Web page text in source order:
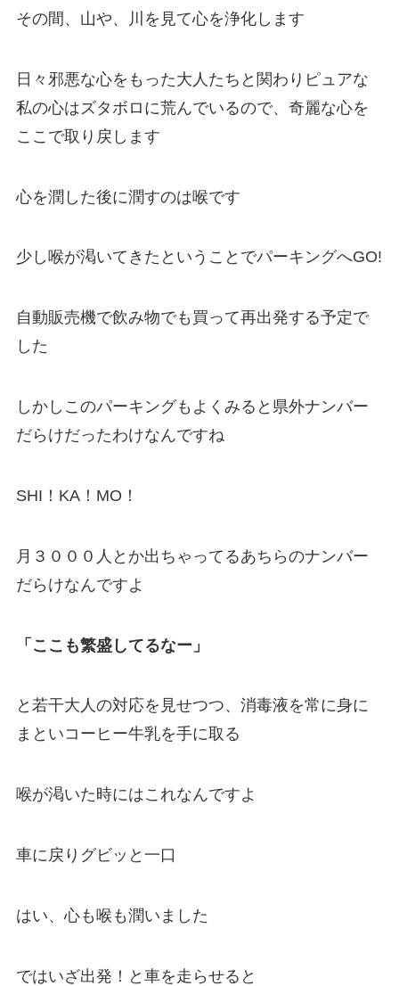
その間、山や、川を見て心を浄化します
日々邪悪な心をもった大人たちと関わりピュアな
私の心はズタボロに荒んでいるので、奇麗な心を
ここで取り戻します
心を潤した後に潤すのは喉です
少し喉が渇いてきたということでパーキングへGO!
自動販売機で飲み物でも買って再出発する予定で
した
しかしこのパーキングもよくみると県外ナンバー
だらけだったわけなんですね
SHI！KA！MO！
月３０００人とか出ちゃってるあちらのナンバー
だらけなんですよ
「ここも繁盛してるなー」
と若干大人の対応を見せつつ、消毒液を常に身に
まといコーヒー牛乳を手に取る
喉が渇いた時にはこれなんですよ
車に戻りグビッと一口
はい、心も喉も潤いました
ではいざ出発！と車を走らせると